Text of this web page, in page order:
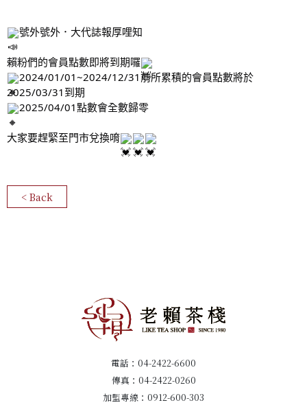
號外號外 ．大代誌報厚哩知
賴粉們的會員點數即將到期囉
2024/01/01~2024/12/31前所累積的會員點數將於
2025/03/31到期
2025/04/01點數會全數歸零
大家要趕緊至門市兌換唷
< Back
電話： 04-2422-6600
傳真：04-2422-0260
加盟專線： 0912-600-303